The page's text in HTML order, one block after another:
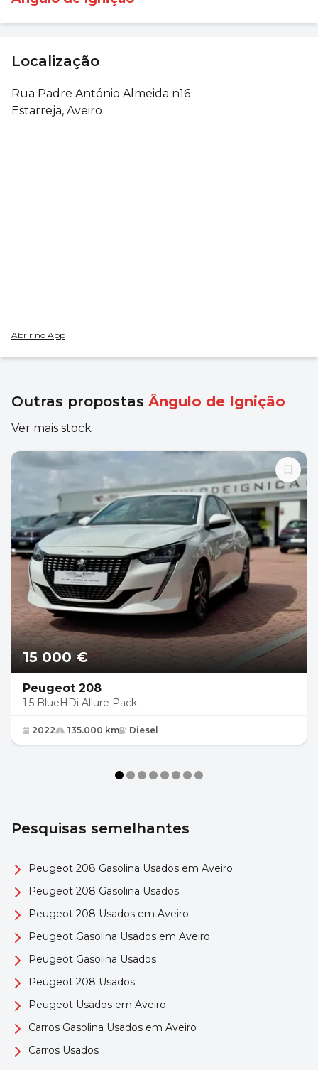
Localização
Rua Padre António Almeida n16
Estarreja, Aveiro
Abrir no App
Outras propostas Ângulo de Ignição
Ver mais stock
15 000 €
Peugeot 208
1.5 BlueHDi Allure Pack
2022 135.000 km Diesel
Pesquisas semelhantes
Peugeot 208 Gasolina Usados em Aveiro
Peugeot 208 Gasolina Usados
Peugeot 208 Usados em Aveiro
Peugeot Gasolina Usados em Aveiro
Peugeot Gasolina Usados
Peugeot 208 Usados
Peugeot Usados em Aveiro
Carros Gasolina Usados em Aveiro
Carros Usados